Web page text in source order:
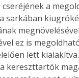
a
sarkában
ez is
lett
kereszttartók